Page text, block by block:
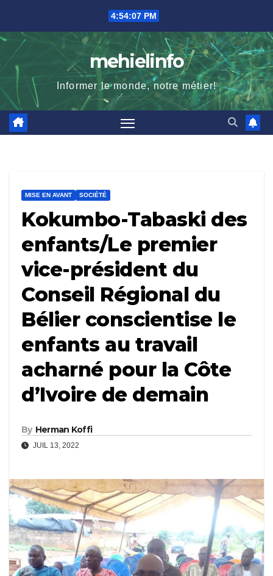
content
4:54:09 PM
mehielinfo
Informer le monde, notre métier!
MISE EN AVANT SOCIÉTÉ
Kokumbo-Tabaski des
enfants/Le premier
vice-président du
Conseil Régional du
Bélier conscientise le
enfants au travail
acharné pour la Côte
d’Ivoire de demain
By Herman Koffi
JUIL 13, 2022